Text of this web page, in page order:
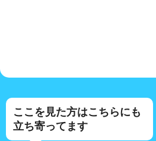
ここを見た方はこちらにも
立ち寄ってます